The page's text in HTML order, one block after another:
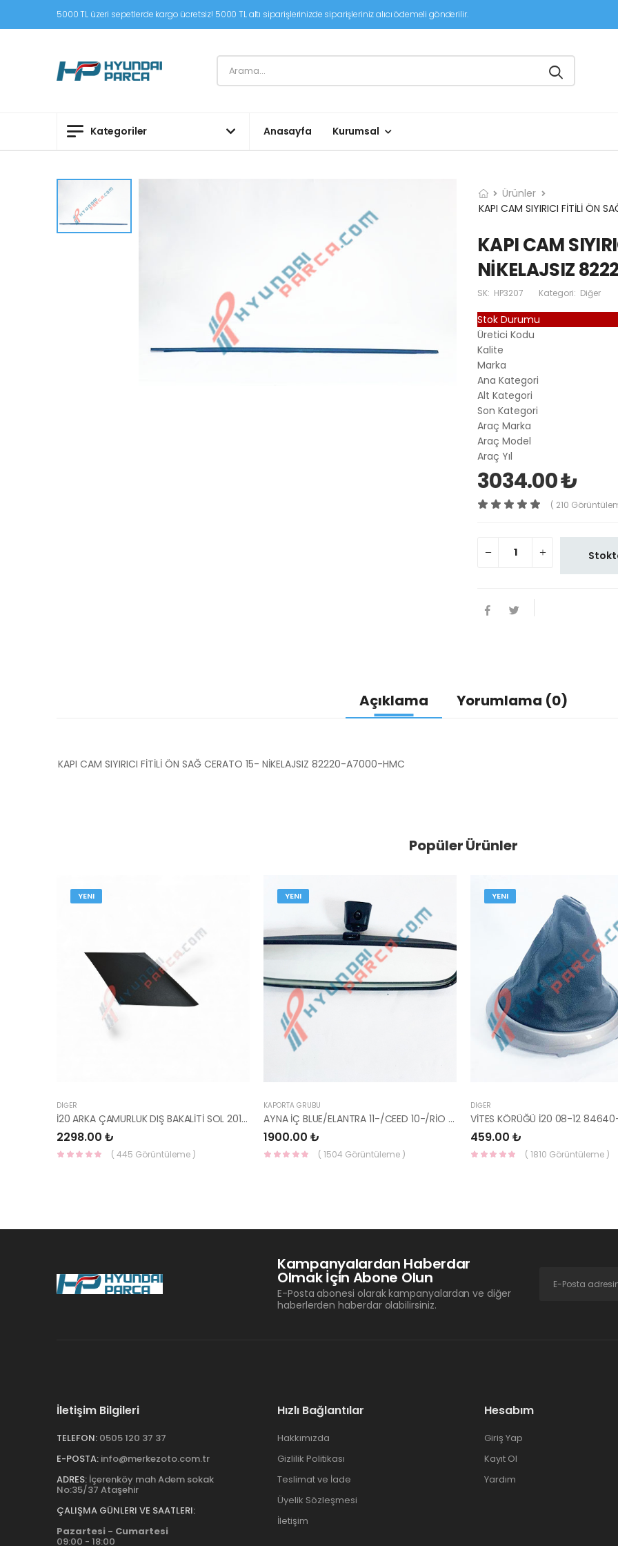
5000 TL üzeri sepetlerde kargo ücretsiz! 5000 TL altı siparişlerinizde siparişleriniz alıcı ödemeli gönderilir.
Kategoriler Anasayfa Kurumsal
Ürünler
KAPI CAM SIYIRICI FİTİLİ ÖN
KAPI CAM
NİKELAJSIZ
SK: HP3207 Kategori: Diğer
Stok Durumu
Üretici Kodu
Kalite
Marka
Ana Kategori
Alt Kategori
Son Kategori
Araç Marka
Araç Model
Araç Yıl
3034.00 ₺
( 210
Açıklama Yorumlama (0)
KAPI CAM SIYIRICI FİTİLİ ÖN SAĞ CERATO 15- NİKELAJSIZ 82220-A7000-HMC
Popüler Ürünler
YENI
DIĞER
İ20 ARKA ÇAMURLUK DIŞ BAKALİTİ SOL 2015- ( PARLAK SİYAH ) 87360-C8000-YS
2298.00 ₺
( 445 Görüntüleme )
YENI
KAPORTA GRUBU
AYNA İÇ BLUE/ELANTRA 11-/CEED 10-/RİO 12-/SPORTAGE 11- 85101-3X100-HMC
1900.00 ₺
( 1504 Görüntüleme )
YENI
DIĞER
VİTES KÖRÜĞÜ İ20 08-12
459.00 ₺
( 1810 Görüntüleme )
Kampanyalardan Haberdar
Olmak İçin Abone Olun
E-Posta abonesi olarak kampanyalardan ve diğer
haberlerden haberdar olabilirsiniz.
İletişim Bilgileri
TELEFON: 0505 120 37 37
E-POSTA: info@merkezoto.com.tr
ADRES: İçerenköy mah Adem sokak
No:35/37 Ataşehir
ÇALIŞMA GÜNLERI VE SAATLERI:
Pazartesi - Cumartesi
09:00 - 18:00
Hızlı Bağlantılar
Hakkımızda
Gizlilik Politikası
Teslimat ve İade
Üyelik Sözleşmesi
İletişim
Hesabım
Giriş Yap
Kayıt Ol
Yardım